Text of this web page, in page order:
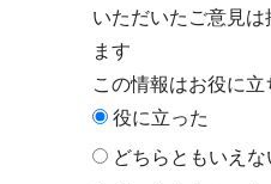
いただいたご意見
ます
この情報はお役に立
役に立った
どちらともいえな